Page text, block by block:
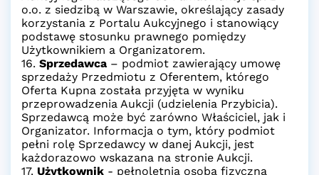
o.o. z siedzibą w Warszawie, określający zasady
korzystania z Portalu Aukcyjnego i stanowiący
podstawę stosunku prawnego pomiędzy
Użytkownikiem a Organizatorem.
16. Sprzedawca – podmiot zawierający umowę
sprzedaży Przedmiotu z Oferentem, którego
Oferta Kupna została przyjęta w wyniku
przeprowadzenia Aukcji (udzielenia Przybicia).
Sprzedawcą może być zarówno Właściciel, jak i
Organizator. Informacja o tym, który podmiot
pełni rolę Sprzedawcy w danej Aukcji, jest
każdorazowo wskazana na stronie Aukcji.
17. Użytkownik - pełnoletnia osoba fizyczna